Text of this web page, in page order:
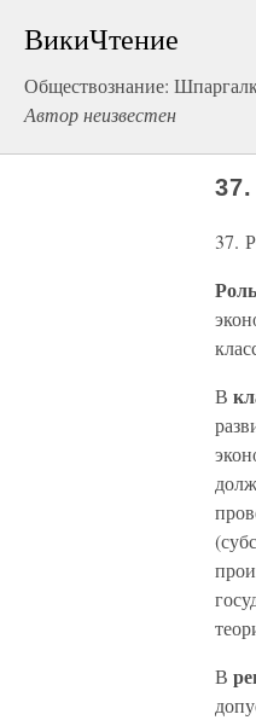
ВикиЧтение
Обществознание:
Автор неизвестен
37.
В
В